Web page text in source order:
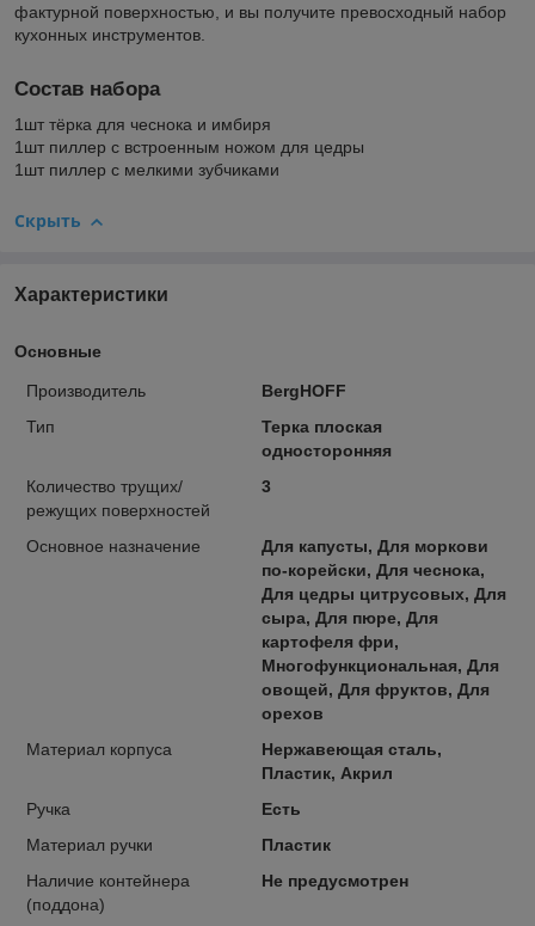
фактурной поверхностью, и вы получите превосходный набор
кухонных инструментов.
Состав набора
1шт тёрка для чеснока и имбиря
1шт пиллер с встроенным ножом для цедры
1шт пиллер с мелкими зубчиками
Скрыть
Характеристики
Основные
Производитель
BergHOFF
Тип
Терка плоская
односторонняя
Количество трущих/
режущих поверхностей
3
Основное назначение
Для капусты, Для моркови
по-корейски, Для чеснока,
Для цедры цитрусовых, Для
сыра, Для пюре, Для
картофеля фри,
Многофункциональная, Для
овощей, Для фруктов, Для
орехов
Материал корпуса
Нержавеющая сталь,
Пластик, Акрил
Ручка
Есть
Материал ручки
Пластик
Наличие контейнера
(поддона)
Не предусмотрен